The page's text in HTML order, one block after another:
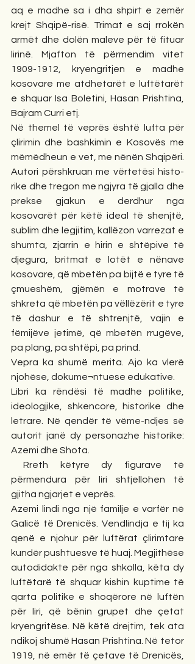
aq e madhe sa i dha shpirt e zemër
krejt Shqipë-risë. Trimat e saj rrokën
armët dhe dolën maleve për të fituar
lirinë. Mjafton të përmendim vitet
1909-1912, kryengritjen e madhe
kosovare me atdhetarët e luftëtarët
e shquar Isa Boletini, Hasan Prishtina,
Bajram Curri etj.
Në themel të veprës është lufta për
çlirimin dhe bashkimin e Kosovës me
mëmëdheun e vet, me nënën Shqipëri.
Autori përshkruan me vërtetësi histo-
rike dhe tregon me ngjyra të gjalla dhe
prekse gjakun e derdhur nga
kosovarët për këtë ideal të shenjtë,
sublim dhe legjitim, kallëzon varrezat e
shumta, zjarrin e hirin e shtëpive të
djegura, britmat e lotët e nënave
kosovare, që mbetën pa bijtë e tyre të
çmueshëm, gjëmën e motrave të
shkreta që mbetën pa vëllëzërit e tyre
të dashur e të shtrenjtë, vajin e
fëmijëve jetimë, që mbetën rrugëve,
pa plang, pa shtëpi, pa prind.
Vepra ka shumë merita. Ajo ka vlerë
njohëse, dokume¬ntuese edukative.
Libri ka rëndësi të madhe politike,
ideologjike, shkencore, historike dhe
letrare. Në qendër të vëme-ndjes së
autorit janë dy personazhe historike:
Azemi dhe Shota.
Rreth këtyre dy figurave të
përmendura për liri shtjellohen të
gjitha ngjarjet e veprës.
Azemi lindi nga një familje e varfër në
Galicë të Drenicës. Vendlindja e tij ka
qenë e njohur për luftërat çlirimtare
kundër pushtuesve të huaj. Megjithëse
autodidakte për nga shkolla, këta dy
luftëtarë të shquar kishin kuptime të
qarta politike e shoqërore në luftën
për liri, që bënin grupet dhe çetat
kryengritëse. Në këtë drejtim, tek ata
ndikoj shumë Hasan Prishtina. Në tetor
1919, në emër të çetave të Drenicës,